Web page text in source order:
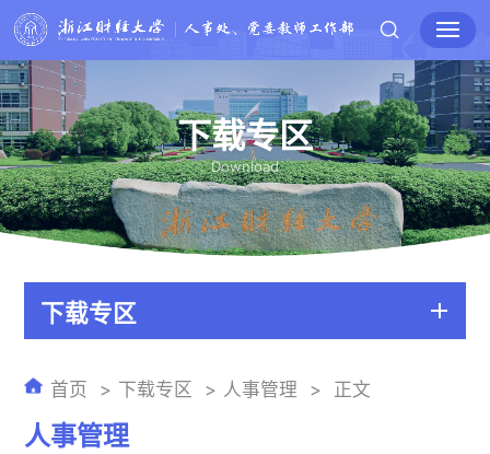
下载专区
Download
下载专区
人事管理
首页 下载专区 人事管理 正文